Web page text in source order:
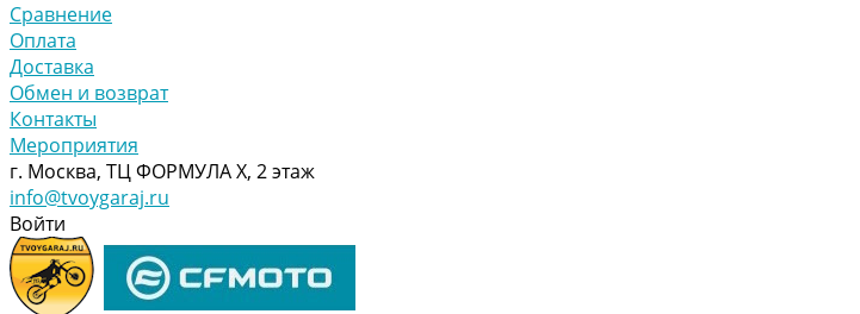
Сравнение
Оплата
Доставка
Обмен и возврат
Контакты
Мероприятия
г. Москва, ТЦ ФОРМУЛА Х, 2 этаж
info@tvoygaraj.ru
Войти